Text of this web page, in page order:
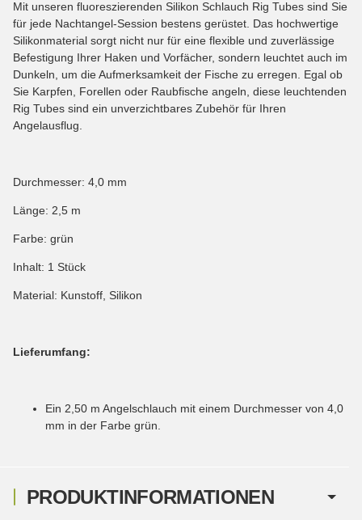
PRODUKTINFORMATIONEN
Mit unseren fluoreszierenden Silikon Schlauch Rig Tubes sind Sie
für jede Nachtangel-Session bestens gerüstet. Das hochwertige
Silikonmaterial sorgt nicht nur für eine flexible und zuverlässige
Befestigung Ihrer Haken und Vorfächer, sondern leuchtet auch im
Dunkeln, um die Aufmerksamkeit der Fische zu erregen. Egal ob
Sie Karpfen, Forellen oder Raubfische angeln, diese leuchtenden
Rig Tubes sind ein unverzichtbares Zubehör für Ihren
Angelausflug.
Durchmesser: 4,0 mm
Länge: 2,5 m
Farbe: grün
Inhalt: 1 Stück
Material: Kunstoff, Silikon
Lieferumfang:
Ein 2,50 m Angelschlauch mit einem Durchmesser von 4,0
mm in der Farbe grün.